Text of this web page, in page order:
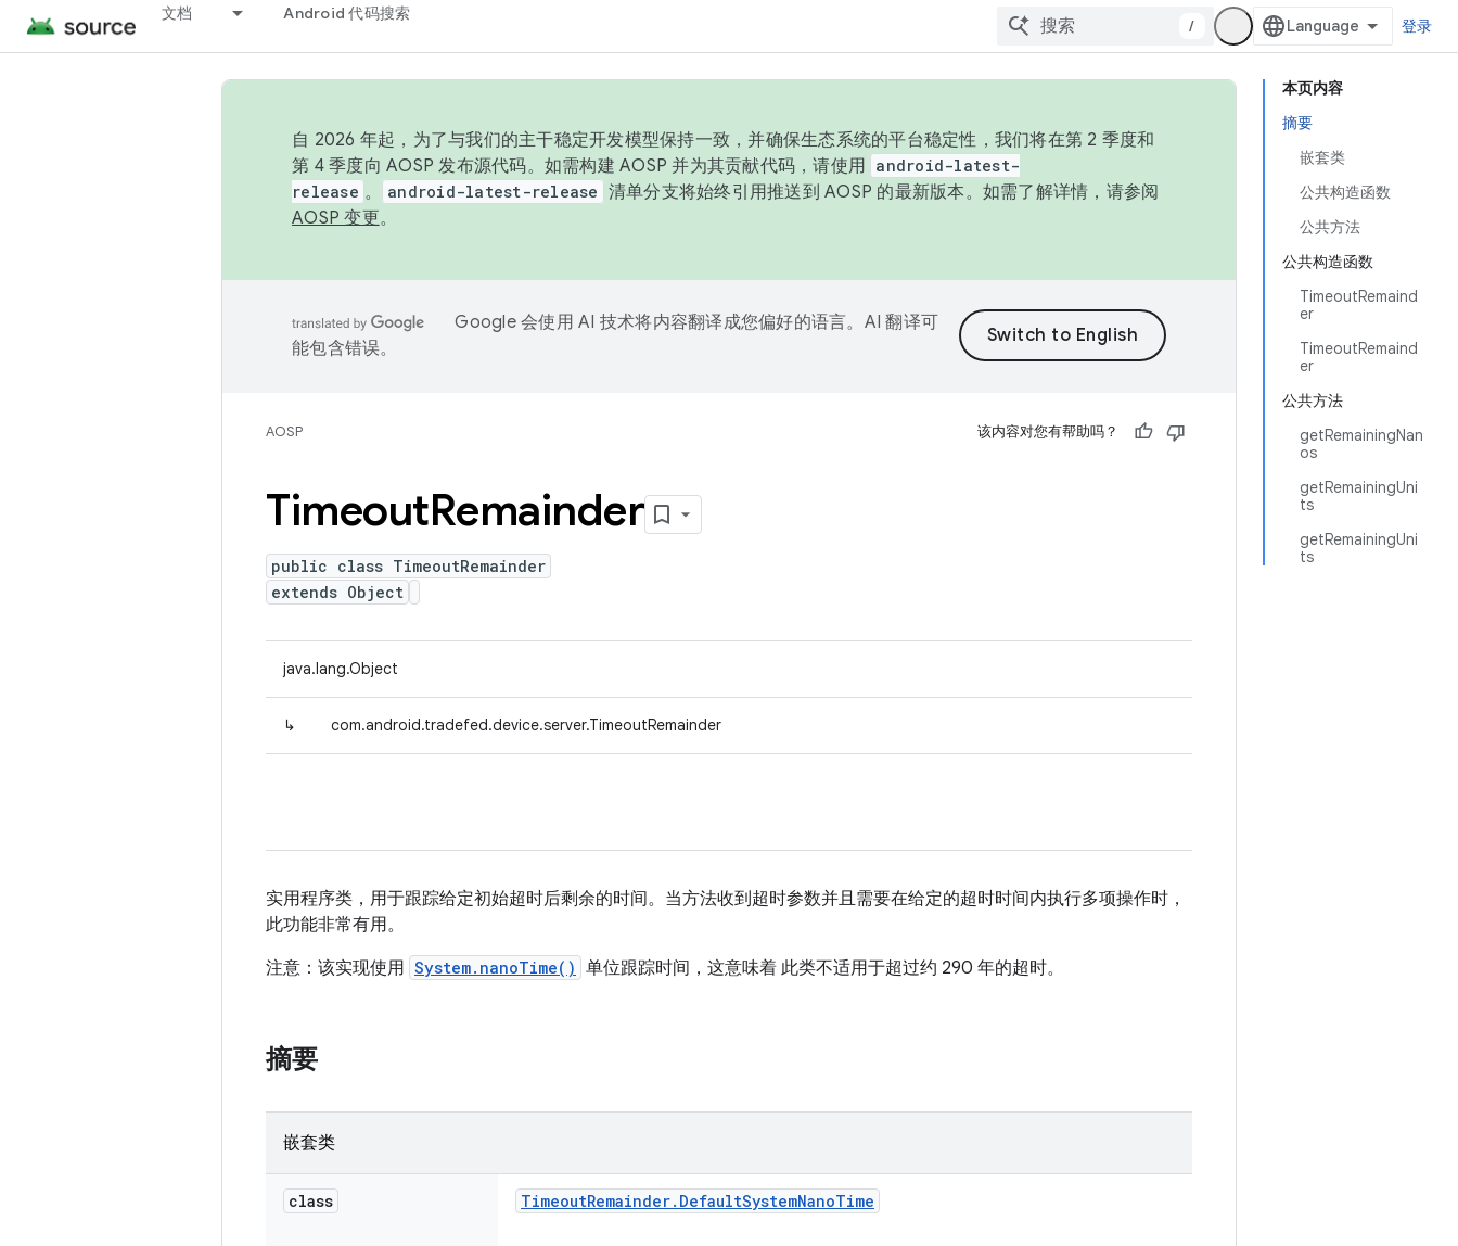
文档 Android 代码搜索
/ 登录
本页内容
摘要
嵌套类
公共构造函数
公共方法
公共构造函数
TimeoutRemaind
er
TimeoutRemaind
er
公共方法
getRemainingNan
os
getRemainingUni
ts
getRemainingUni
ts
自 2026 年起，为了与我们的主干稳定开发模型保持一致，并确保生态系统的平台稳定性，我们将在第 2 季度和
第 4 季度向 AOSP 发布源代码。如需构建 AOSP 并为其贡献代码，请使用 android-latest-
release 。 android-latest-release 清单分支将始终引用推送到 AOSP 的最新版本。如需了解详情，请参阅
AOSP 变更。
Google 会使用 AI 技术将内容翻译成您偏好的语言。AI 翻译可
能包含错误。
AOSP 该内容对您有帮助吗？
TimeoutRemainder
public class TimeoutRemainder
extends Object
java.lang.Object
↳ com.android.tradefed.device.server.TimeoutRemainder
实用程序类，用于跟踪给定初始超时后剩余的时间。当方法收到超时参数并且需要在给定的超时时间内执行多项操作时，
此功能非常有用。
注意：该实现使用 System.nanoTime() 单位跟踪时间，这意味着 此类不适用于超过约 290 年的超时。
摘要
嵌套类
class TimeoutRemainder. DefaultSystemNanoTime